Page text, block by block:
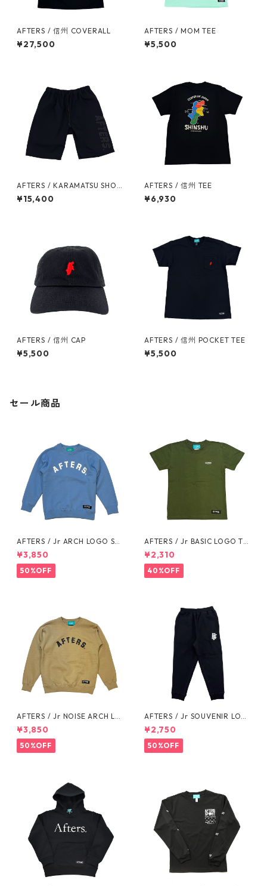
AFTERS / 信州 COVERALL
¥27,500
AFTERS / MOM TEE
¥5,500
AFTERS / KARAMATSU SHOR
TS
¥15,400
AFTERS / 信州 TEE
¥6,930
AFTERS / 信州 CAP
¥5,500
AFTERS / 信州 POCKET TEE
¥5,500
セール商品
AFTERS / Jr ARCH LOGO SW
EAT
¥3,850
50%OFF
AFTERS / Jr BASIC LOGO TE
E
¥2,310
40%OFF
AFTERS / Jr NOISE ARCH LO
GO SWEAT
¥3,850
50%OFF
AFTERS / Jr SOUVENIR LOG
O SWEAT PANTS
¥2,750
50%OFF